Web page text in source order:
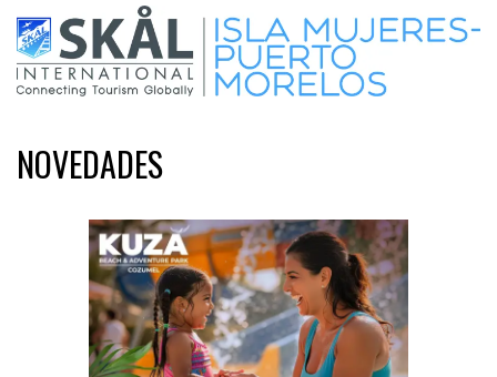
NOVEDADES